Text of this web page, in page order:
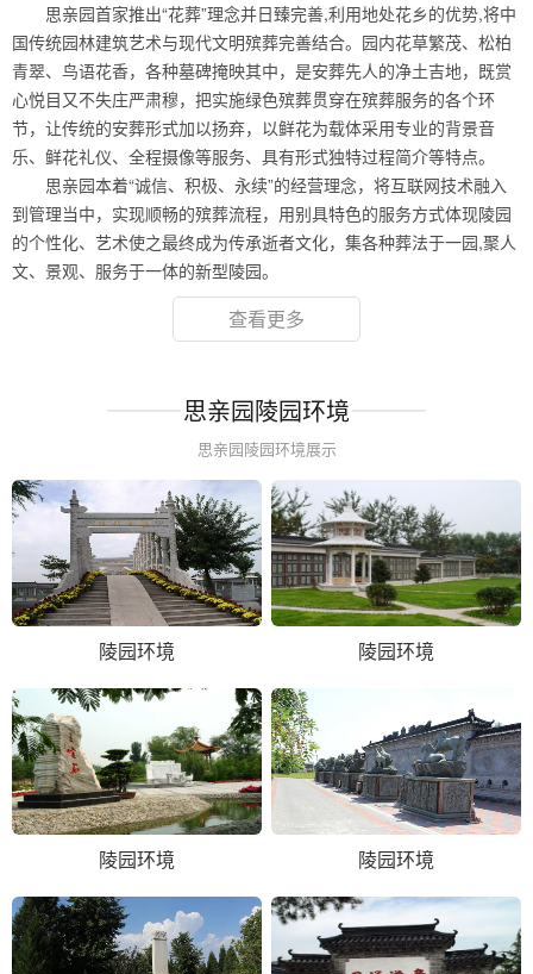
思亲园首家推出“花葬”理念并日臻完善,利用地处花乡的优势,将中
国传统园林建筑艺术与现代文明殡葬完善结合。园内花草繁茂、松柏
青翠、鸟语花香，各种墓碑掩映其中，是安葬先人的净土吉地，既赏
心悦目又不失庄严肃穆，把实施绿色殡葬贯穿在殡葬服务的各个环
节，让传统的安葬形式加以扬弃，以鲜花为载体采用专业的背景音
乐、鲜花礼仪、全程摄像等服务、具有形式独特过程简介等特点。
思亲园本着“诚信、积极、永续”的经营理念，将互联网技术融入
到管理当中，实现顺畅的殡葬流程，用别具特色的服务方式体现陵园
的个性化、艺术使之最终成为传承逝者文化，集各种葬法于一园,聚人
文、景观、服务于一体的新型陵园。
查看更多
思亲园陵园环境
思亲园陵园环境展示
陵园环境 陵园环境
陵园环境 陵园环境